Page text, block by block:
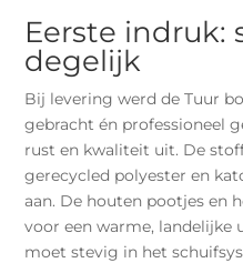
Eerste indruk:
degelijk
Bij levering werd de Tuur
gebracht én professioneel
rust en kwaliteit uit. De
gerecycled polyester en
aan. De houten pootjes en
voor een warme, landelijke
moet stevig in het